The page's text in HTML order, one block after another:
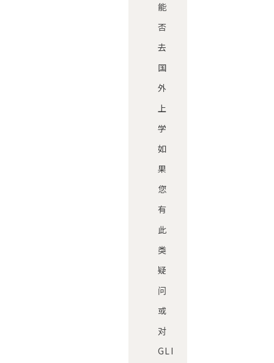
能
否
去
国
外
上
学
如
果
您
有
此
类
疑
问
或
对
GLI